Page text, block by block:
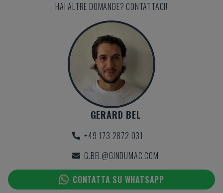
HAI ALTRE DOMANDE? CONTATTACI!
GERARD BEL
+49 173 2872 031
G.BEL@GINDUMAC.COM
CONTATTA SU WHATSAPP